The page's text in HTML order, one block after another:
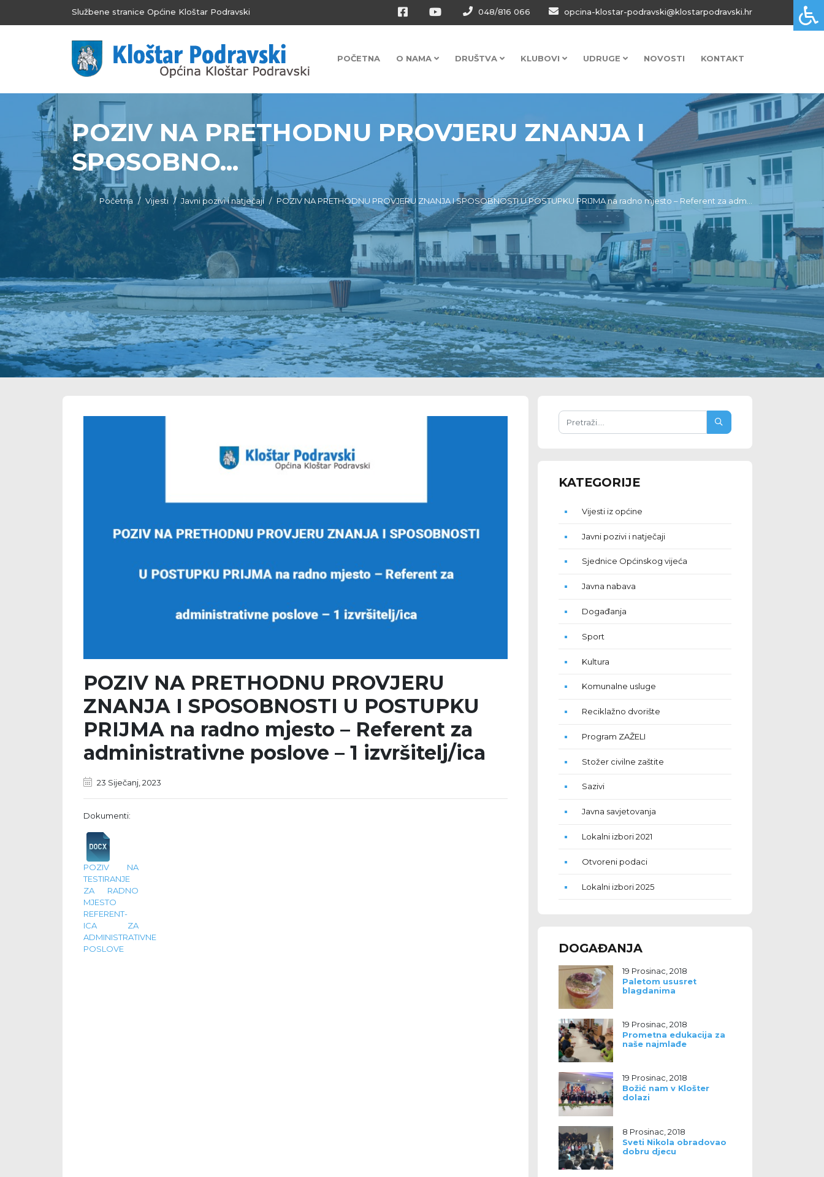
Službene stranice Općine Kloštar Podravski 048/816 066 opcina-klostar-podravski@klostarpodravski.hr
POČETNA O NAMA DRUŠTVA KLUBOVI UDRUGE NOVOSTI KONTAKT
POZIV NA PRETHODNU PROVJERU ZNANJA I
SPOSOBNO...
Početna Vijesti Javni pozivi i natječaji POZIV NA PRETHODNU PROVJERU ZNANJA I SPOSOBNOSTI U POSTUPKU PRIJMA na radno mjesto – Referent za adm...
POZIV NA PRETHODNU PROVJERU
ZNANJA I SPOSOBNOSTI U POSTUPKU
PRIJMA na radno mjesto – Referent za
administrativne poslove – 1 izvršitelj/ica
23 Siječanj, 2023
Dokumenti:
POZIV NA
TESTIRANJE
ZA RADNO
MJESTO
REFERENT-
ICA ZA
ADMINISTRATIVNE
POSLOVE
KATEGORIJE
Vijesti iz općine
Javni pozivi i natječaji
Sjednice Općinskog vijeća
Javna nabava
Događanja
Sport
Kultura
Komunalne usluge
Reciklažno dvorište
Program ZAŽELI
Stožer civilne zaštite
Sazivi
Javna savjetovanja
Lokalni izbori 2021
Otvoreni podaci
Lokalni izbori 2025
DOGAĐANJA
19 Prosinac, 2018
Paletom ususret
blagdanima
19 Prosinac, 2018
Prometna edukacija za
naše najmlađe
19 Prosinac, 2018
Božić nam v Klošter
dolazi
8 Prosinac, 2018
Sveti Nikola obradovao
dobru djecu